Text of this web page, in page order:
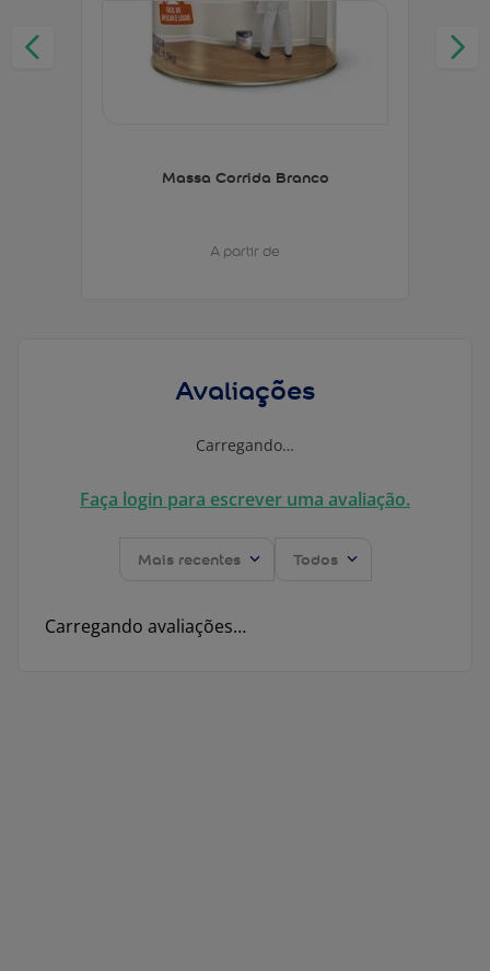
Massa Corrida Branco
A partir de
Avaliações
Carregando…
Faça login para escrever uma avaliação.
Mais recentes Todos
Carregando avaliações…